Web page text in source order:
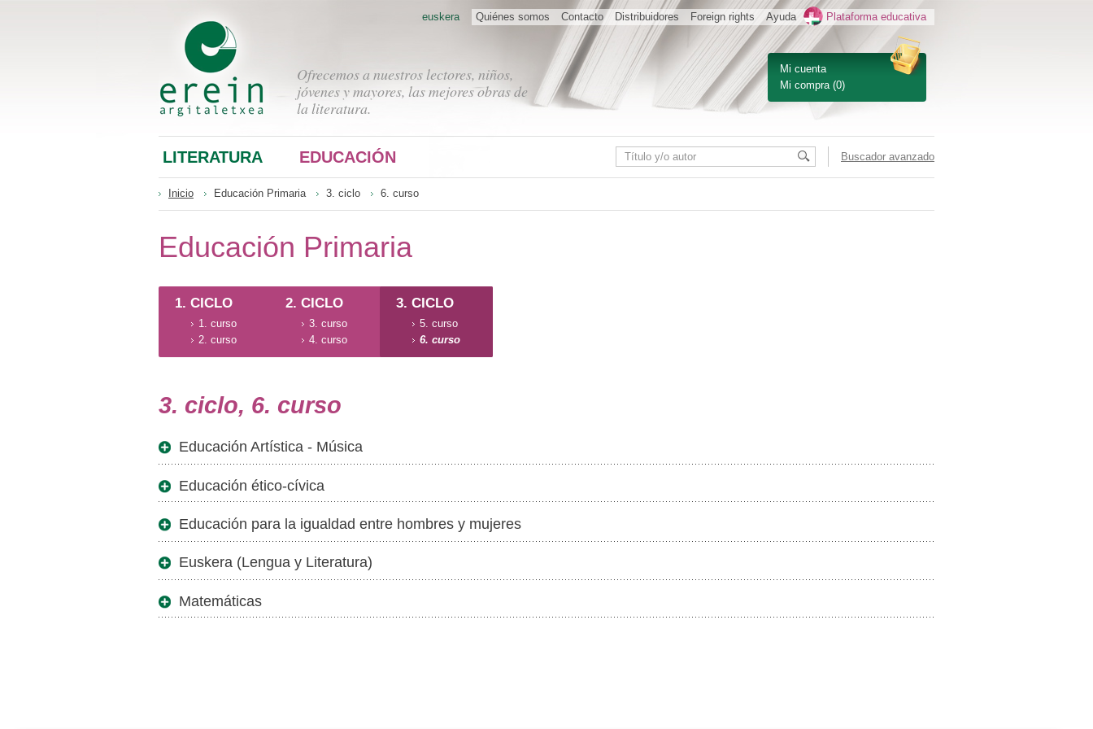
Mi cuenta
Mi compra (0)
Ofrecemos a nuestros lectores, niños,
jóvenes y mayores, las mejores obras de
la literatura.
Quiénes somos Contacto Distribuidores Foreign rights Ayuda Plataforma educativa
euskera
LITERATURA EDUCACIÓN Buscador avanzado
Inicio Educación Primaria 3. ciclo 6. curso
Educación Primaria
1. CICLO
1. curso
2. curso
2. CICLO
3. curso
4. curso
3. CICLO
5. curso
6. curso
3. ciclo, 6. curso
Educación Artística - Música
Educación ético-cívica
Educación para la igualdad entre hombres y mujeres
Euskera (Lengua y Literatura)
Matemáticas